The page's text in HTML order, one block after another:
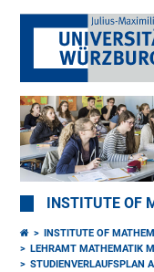
INSTITUTE OF
INSTITUTE OF
LEHRAMT MATHEMATIK
STUDIENVERLAUFSPLAN